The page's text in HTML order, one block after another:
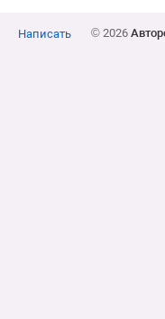
Написать © 2026